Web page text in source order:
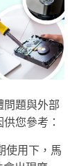
問題與外部
您參考：
使用下，馬